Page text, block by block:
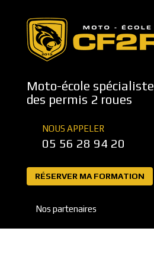
Moto-école spécialiste
des permis 2 roues
NOUS APPELER
05 56 28 94 20
RÉSERVER MA FORMATION
Nos partenaires